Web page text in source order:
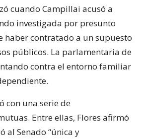
cuando Campillai acusó a
investigada por presunto
haber contratado a un supuesto
públicos. La parlamentaria de
contra el entorno familiar
con una serie de
Entre ellas, Flores afirmó
al Senado “única y